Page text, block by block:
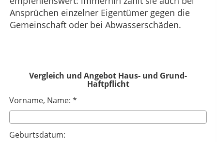
Ansprüchen einzelner Eigentümer gegen die
Gemeinschaft oder bei Abwasserschäden.
Vergleich und Angebot Haus- und Grund-
Haftpflicht
Vorname, Name: *
Geburtsdatum: